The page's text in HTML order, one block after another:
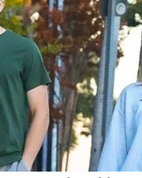
Ofera def între
special